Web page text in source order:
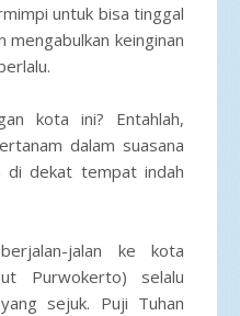
untuk bisa tinggal
mengabulkan keinginan
kota ini? Entahlah,
dalam suasana
di dekat tempat indah
jalan ke kota
Purwokerto) selalu
sejuk. Puji Tuhan